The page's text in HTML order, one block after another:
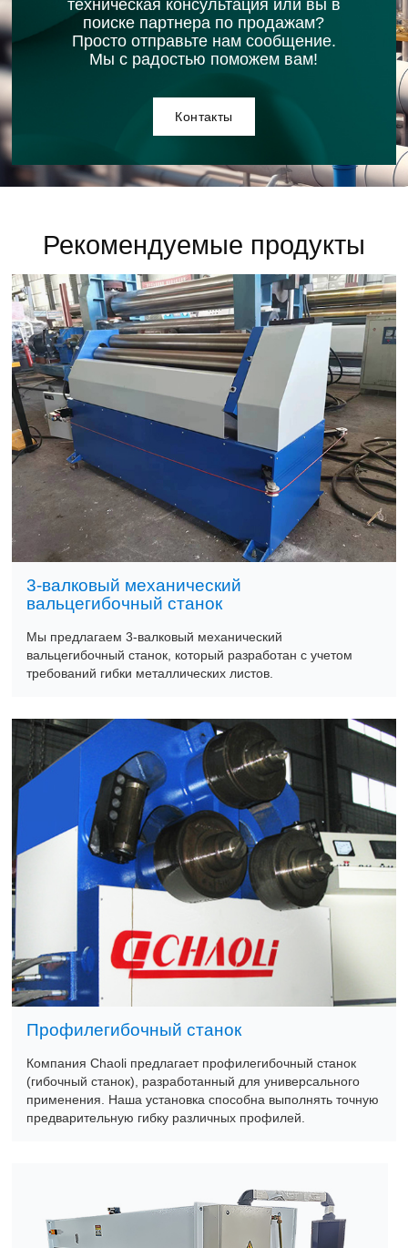
техническая консультация или вы в
поиске партнера по продажам?
Просто отправьте нам сообщение.
Мы с радостью поможем вам!
Контакты
Рекомендуемые продукты
3-валковый механический
вальцегибочный станок
Мы предлагаем 3-валковый механический
вальцегибочный станок, который разработан с учетом
требований гибки металлических листов.
Профилегибочный станок
Компания Chaoli предлагает профилегибочный станок
(гибочный станок), разработанный для универсального
применения. Наша установка способна выполнять точную
предварительную гибку различных профилей.